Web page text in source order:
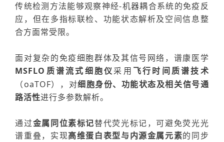
传统检测方法能够观察神经-机器耦合系统的免疫反
应 ， 但在多指标联检、功能状态解析及空间信息整
合方面常受限。
面对复杂的免疫细胞群体及其信号网络， 谱康医学
MSFLO 质谱流式细胞仪采用 飞行时间质谱技术
（oaTOF）， 对细胞身份、功能状态及相关信号通
路活性进行多参数解析。
通过金属同位素标记替代荧光标记，可避免荧光光
谱重叠，实现高维蛋白表型与内源金属元素的同步